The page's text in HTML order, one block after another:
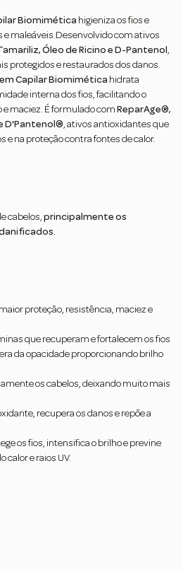
Biomimética higieniza os fios e
maleáveis.Desenvolvido com ativos
Óleo de Ricino e D-Pantenol ,
protegidos e restaurados dos danos.
Capilar Biomimética hidrata
interna dos fios, facilitando o
maciez. É formulado com ReparAge®,
D'Pantenol®, ativos antioxidantes que
e na proteção contra fontes de calor.
cabelos, principalmente os
proteção, resistência, maciez e
que recuperam e fortalecem os fios
da opacidade proporcionando brilho
os cabelos, deixando muito mais
recupera os danos e repõe a
os fios, intensifica o brilho e previne
calor e raios UV.